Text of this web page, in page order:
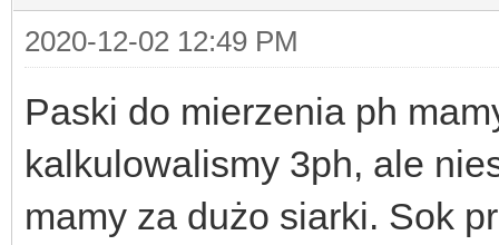
2020-12-02 12:49 PM
Paski do mierzenia ph
kalkulowalismy 3ph, ale
mamy za dużo siarki. Sok